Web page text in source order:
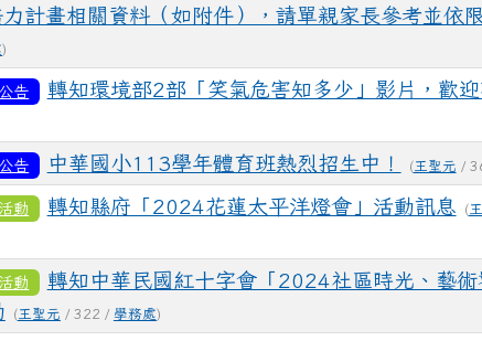
計畫相關資料（如附件），請單親家長參考並依
)
公告 轉知環境部2部「笑氣危害知多少」影片，歡
公告 中華國小113學年體育班熱烈招生中！ (王聖元 /
活動 轉知縣府「2024花蓮太平洋燈會」活動訊息 (
活動
轉知中華民國紅十字會「2024社區時光、藝術
(王聖元 / 322 / 學務處)